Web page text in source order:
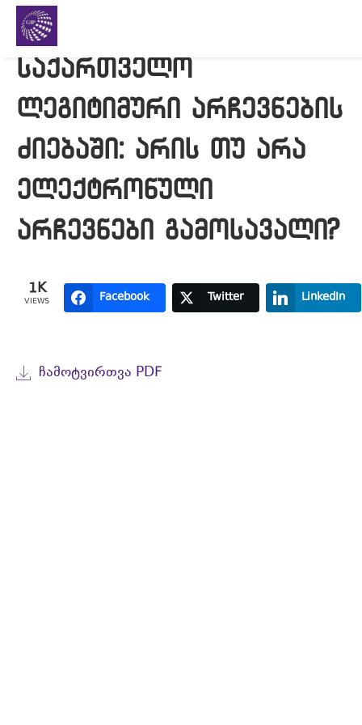
საქართველო
ლეგიტიმური არჩევნების
ძიებაში: არის თუ არა
ელექტრონული
არჩევნები გამოსავალი?
1K
VIEWS Facebook Twitter LinkedIn
ᲩᲐᲛᲝᲢᲕᲘᲠᲗᲕᲐ PDF